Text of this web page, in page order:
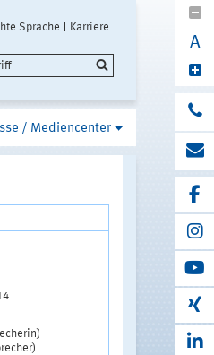
Sprache Karriere
A
/ Mediencenter